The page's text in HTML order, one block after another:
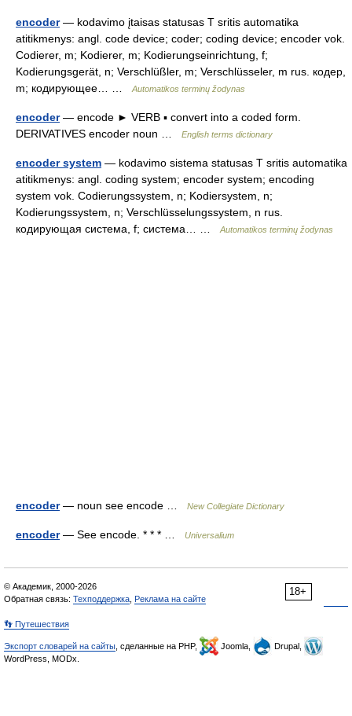
encoder— kodavimo įtaisas statusas T sritis automatika
atitikmenys: angl. code device; coder; coding device; encoder vok.
Codierer, m; Kodierer, m; Kodierungseinrichtung, f;
Kodierungsgerät, n; Verschlüßler, m; Verschlüsseler, m rus. кодер,
m; кодирующее… …
Automatikos terminų žodynas
encoder— encode ► VERB ▪ convert into a coded form.
DERIVATIVES encoder noun …
English terms dictionary
encoder system — kodavimo sistema statusas T sritis automatika
atitikmenys: angl. coding system; encoder system; encoding
system vok. Codierungssystem, n; Kodiersystem, n;
Kodierungssystem, n; Verschlüsselungssystem, n rus.
кодирующая система, f; система… …
Automatikos terminų žodynas
encoder— noun see encode … New Collegiate Dictionary
encoder— See encode. * * * … Universalium
18+
© Академик, 2000-2026
Обратная связь: Техподдержка Реклама на сайте
👣 Путешествия
Экспорт словарей на сайты , сделанные на PHP, Joomla,
Drupal,
WordPress, MODx.